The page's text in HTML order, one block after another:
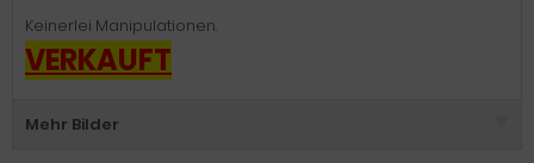
Keinerlei Manipulationen.
VERKAUFT
Mehr Bilder